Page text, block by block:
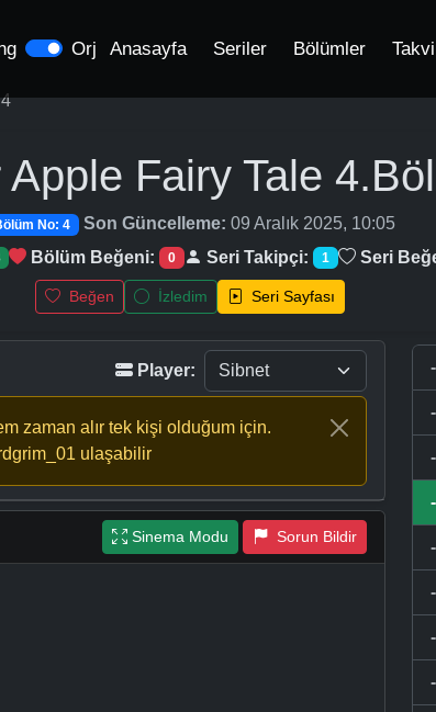
Orj Anasayfa Seriler Bölümler
Apple Fairy Tale
No: 4 Son Güncelleme: 09 Aralık 2025, 10:05
Bölüm Beğeni: 0 Seri Takipçi: 1 Seri
Beğen İzledim Seri Sayfası
Player:
zaman alır tek kişi olduğum için.
ulaşabilir
Sinema Modu Sorun Bildir